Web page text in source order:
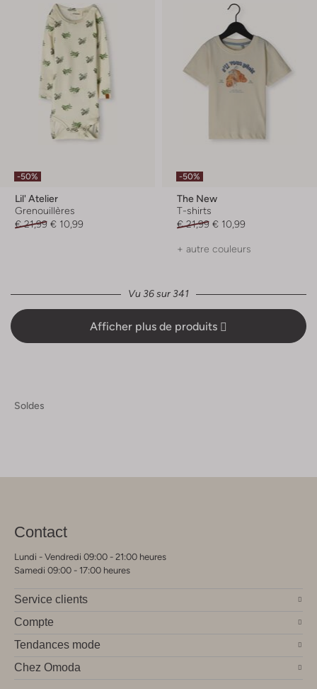
-50%
Lil' Atelier
Grenouillères
€ 21,99 € 10,99
-50%
The New
T-shirts
€ 21,99 € 10,99
+ autre couleurs
Vu 36 sur 341
Afficher plus de produits
Soldes
Contact
Lundi - Vendredi 09:00 - 21:00 heures
Samedi 09:00 - 17:00 heures
Service clients
Compte
Tendances mode
Chez Omoda